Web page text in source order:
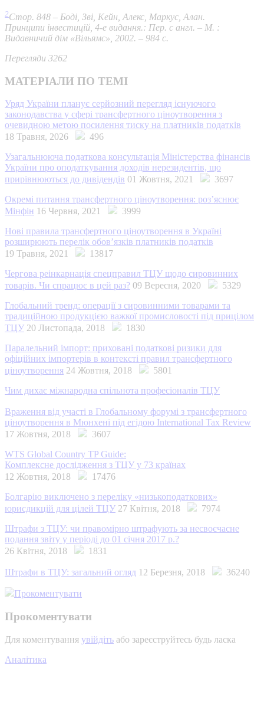
2Стор. 848 – Боді, Зві, Кейн, Алекс, Маркус, Алан.
Принципи інвестицій, 4-е видання.: Пер. с англ. – М. :
Видавничий дім «Вільямс», 2002. – 984 с.
Перегляди 3262
МАТЕРІАЛИ ПО ТЕМІ
Уряд України планує серйозний перегляд існуючого
законодавства у сфері трансфертного ціноутворення з
очевидною метою посилення тиску на платників податків
18 Травня, 2026
496
Узагальнююча податкова консультація Міністерства фінансів
України про оподаткування доходів нерезидентів, що
прирівнюються до дивідендів 01 Жовтня, 2021
3697
Окремі питання трансфертного ціноутворення: роз’яснює
Мінфін 16 Червня, 2021
3999
Нові правила трансфертного ціноутворення в Україні
розширюють перелік обов’язків платників податків
19 Травня, 2021
13817
Чергова реінкарнація спецправил ТЦУ щодо сировинних
товарів. Чи спрацює в цей раз? 09 Вересня, 2020
5329
Глобальний тренд: операції з сировинними товарами та
традиційною продукцією важкої промисловості під прицілом
ТЦУ 20 Листопада, 2018
1830
Паралельний імпорт: приховані податкові ризики для
офіційних імпортерів в контексті правил трансфертного
ціноутворення 24 Жовтня, 2018
5801
Чим дихає міжнародна спільнота професіоналів ТЦУ
Враження від участі в Глобальному форумі з трансфертного
ціноутворення в Мюнхені під егідою International Tax Review
17 Жовтня, 2018
3607
WTS Global Country TP Guide:
Комплексне дослідження з ТЦУ у 73 країнах
12 Жовтня, 2018
17476
Болгарію виключено з переліку «низькоподаткових»
юрисдикцій для цілей ТЦУ 27 Квітня, 2018
7974
Штрафи з ТЦУ: чи правомірно штрафують за несвоєчасне
подання звіту у періоді до 01 січня 2017 р.?
26 Квітня, 2018
1831
Штрафи в ТЦУ: загальний огляд 12 Березня, 2018 36240
Прокоментувати
Прокоментувати
Для коментування увійдіть або зареєструйтесь будь ласка
Аналітика